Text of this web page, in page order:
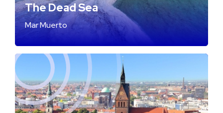
The Dead Sea
Mar Muerto